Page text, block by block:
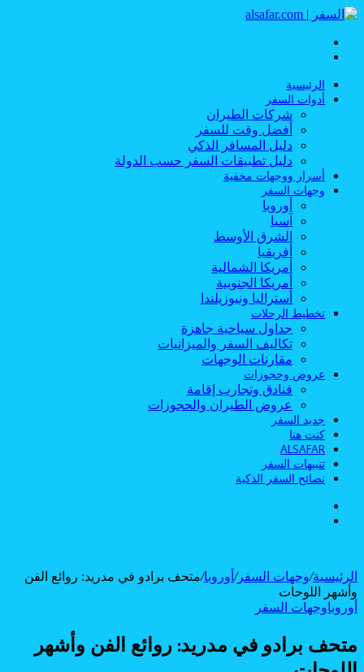
الرئيسية
أدوات السفر
شركات الطيران
أفضل وقت للسفر
دليل المسافر الذكي
دليل تطبيقات السفر حسب الدولة
أسرار ووجهات مخفية
وجهات السفر
أوروبا
آسيا
الشرق الأوسط
أفريقيا
أمريكا الشمالية
أمريكا الجنوبية
أستراليا ونيوزيلندا
تخطيط الرحلات
جداول سياحية جاهزة
تكاليف السفر والميزانيات
مقارنات الوجهات
عروض وحجوزات
فنادق وتجارب إقامة
عروض الطيران والحجوزات
جديد السفر
كنت هنا
ALSAFAR
تنبيهات السفر
نصائح السفر الذكية
الرئيسية/وجهات السفر/ أوروبا/متحف برادو في مدريد: روائع الفن
وأشهر اللوحات
أوروباوجهات السفر
متحف برادو في مدريد: روائع الفن وأشهر